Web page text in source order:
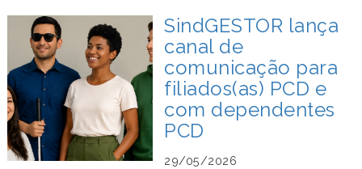
SindGESTOR lança
canal de
comunicação para
filiados(as) PCD e
com dependentes
PCD
29/05/2026